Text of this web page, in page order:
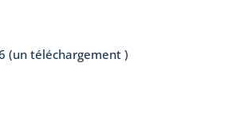
(un téléchargement )